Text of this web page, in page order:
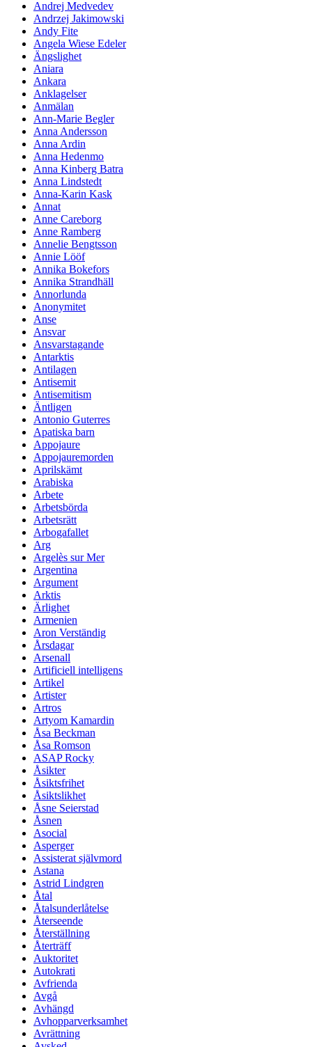
Andrej Medvedev
Andrzej Jakimowski
Andy Fite
Angela Wiese Edeler
Ängslighet
Aniara
Ankara
Anklagelser
Anmälan
Ann-Marie Begler
Anna Andersson
Anna Ardin
Anna Hedenmo
Anna Kinberg Batra
Anna Lindstedt
Anna-Karin Kask
Annat
Anne Careborg
Anne Ramberg
Annelie Bengtsson
Annie Lööf
Annika Bokefors
Annika Strandhäll
Annorlunda
Anonymitet
Anse
Ansvar
Ansvarstagande
Antarktis
Antilagen
Antisemit
Antisemitism
Äntligen
Antonio Guterres
Apatiska barn
Appojaure
Appojauremorden
Aprilskämt
Arabiska
Arbete
Arbetsbörda
Arbetsrätt
Arbogafallet
Arg
Argelès sur Mer
Argentina
Argument
Arktis
Ärlighet
Armenien
Aron Verständig
Årsdagar
Arsenall
Artificiell intelligens
Artikel
Artister
Artros
Artyom Kamardin
Åsa Beckman
Åsa Romson
ASAP Rocky
Åsikter
Åsiktsfrihet
Åsiktslikhet
Åsne Seierstad
Åsnen
Asocial
Asperger
Assisterat självmord
Astana
Astrid Lindgren
Åtal
Åtalsunderlåtelse
Återseende
Återställning
Återträff
Auktoritet
Autokrati
Avfrienda
Avgå
Avhängd
Avhopparverksamhet
Avrättning